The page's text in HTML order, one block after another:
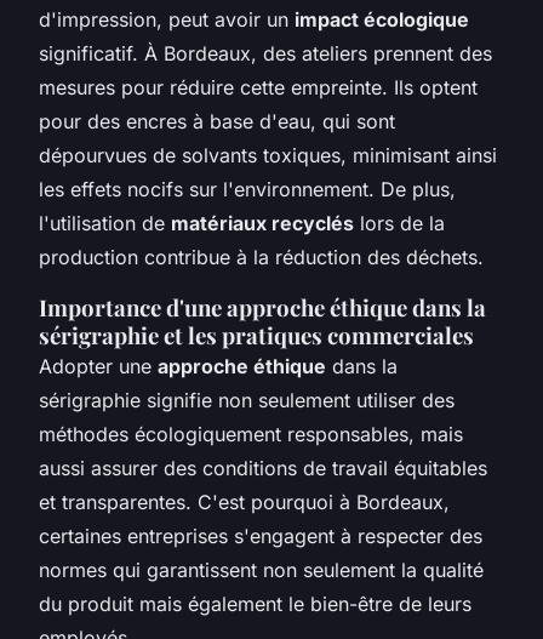
d'impression, peut avoir un impact écologique
significatif. À Bordeaux, des ateliers prennent des
mesures pour réduire cette empreinte. Ils optent
pour des encres à base d'eau, qui sont
dépourvues de solvants toxiques, minimisant ainsi
les effets nocifs sur l'environnement. De plus,
l'utilisation de matériaux recyclés lors de la
production contribue à la réduction des déchets.
Importance d'une approche éthique dans la
sérigraphie et les pratiques commerciales
Adopter une approche éthique dans la
sérigraphie signifie non seulement utiliser des
méthodes écologiquement responsables, mais
aussi assurer des conditions de travail équitables
et transparentes. C'est pourquoi à Bordeaux,
certaines entreprises s'engagent à respecter des
normes qui garantissent non seulement la qualité
du produit mais également le bien-être de leurs